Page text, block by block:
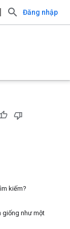
Đăng nhập
kiếm?
giống như một